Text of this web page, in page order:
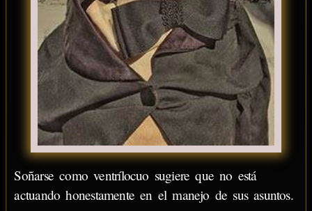
Soñarse como ventrílocuo sugiere que no está
actuando honestamente en el manejo de sus asuntos.